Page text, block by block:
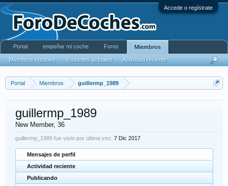
Accede o regístrate
Portal Miembros guillermp_1989
guillermp_1989
New Member, 36
guillermp_1989 fue visto por última vez: 7 Dic 2017
Mensajes de perfil
Actividad reciente
Publicando
Portal empeñar mi coche Foros Miembros
Miembros notables Visitantes actuales Actividad reciente